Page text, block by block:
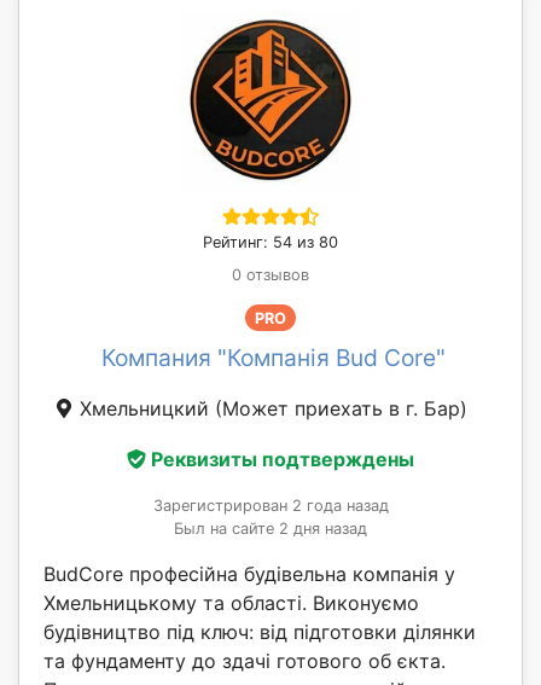
Рейтинг: 54 из 80
0 отзывов
PRO
Компания "Компанія Bud Core"
Хмельницкий (Может приехать в г. Бар)
Реквизиты подтверждены
Зарегистрирован 2 года назад
Был на сайте 2 дня назад
BudCore професійна будівельна компанія у
Хмельницькому та області. Виконуємо
будівництво під ключ: від підготовки ділянки
та фундаменту до здачі готового об єкта.